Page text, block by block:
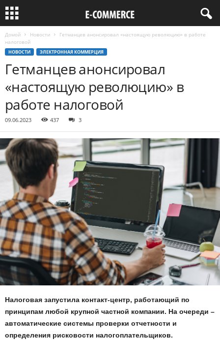
Домой Новости
Гетманцев анонсировал «настоящую революцию» в работе
налоговой
НОВОСТИ ЭЛЕКТРОННАЯ КОММЕРЦИЯ
Гетманцев анонсировал
«настоящую революцию» в
работе налоговой
09.06.2023 437 3
Налоговая запустила контакт-центр, работающий по
принципам любой крупной частной компании. На очереди –
автоматические системы проверки отчетности и
определения рисковости налогоплательщиков.